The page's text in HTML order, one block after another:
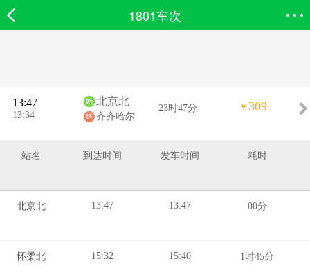
1801车次
13:47
13:34
北京北
齐齐哈尔
23时47分 ￥ 309
站名 到达时间 发车时间 耗时
北京北 13:47 13:47 00分
怀柔北 15:32 15:40 1时45分